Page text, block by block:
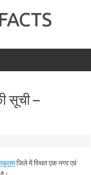
सूची –
जिले में स्थित एक नगर एवं